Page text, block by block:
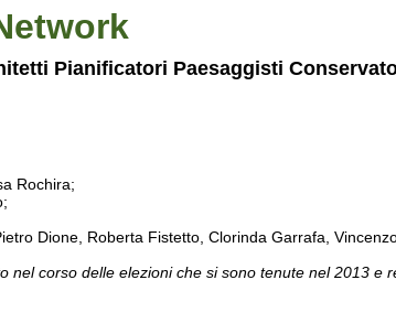
Pianificatori Paesaggisti
Rochira;
Dione, Roberta Fistetto, Clorinda Garrafa,
nel corso delle elezioni che si sono tenute nel 2013 e